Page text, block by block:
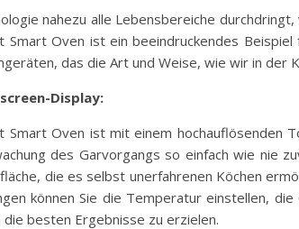
nahezu alle Lebensbereiche
Smart Oven ist ein beeindruckendes
das die Art und Weise, wie wir in der
Display:
Smart Oven ist mit einem hochauflösenden
des Garvorgangs so einfach wie nie
die es selbst unerfahrenen Köchen
können Sie die Temperatur einstellen,
die besten Ergebnisse zu erzielen.